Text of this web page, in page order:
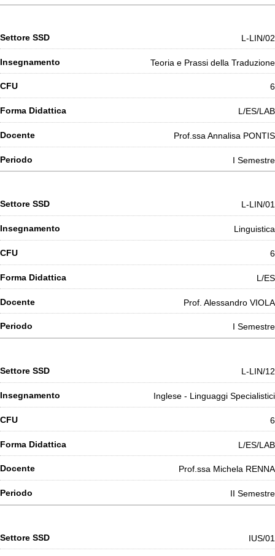
L-LIN/02
Teoria e Prassi della Traduzione
6
L/ES/LAB
Prof.ssa Annalisa PONTIS
I Semestre
L-LIN/01
Linguistica
6
L/ES
Prof. Alessandro VIOLA
I Semestre
L-LIN/12
Inglese - Linguaggi Specialistici
6
L/ES/LAB
Prof.ssa Michela RENNA
II Semestre
IUS/01